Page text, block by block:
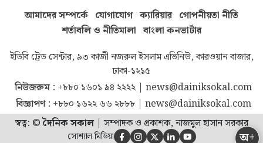
অ+
আমাদের সম্পর্কে যোগাযোগ ক্যারিয়ার গোপনীয়তা নীতি
শর্তাবলি ও নীতিমালা বাংলা কনভার্টার
ইডিবি ট্রেড সেন্টার, ৯৩ কাজী নজরুল ইসলাম এভিনিউ, কারওয়ান বাজার,
ঢাকা-১২১৫
নিউজরুম : +৮৮০ ১৬০১ ৯৪ ২২২২| news@dainiksokal.com
বিজ্ঞাপণ : +৮৮০ ১৬২২ ৬৬ ২৮৮৮| news@dainiksokal.com
স্বত্ব: ©দৈনিক সকাল| সম্পাদক ও প্রকাশক, নাজমুল হাসান সরকার
সোশ্যাল মিডিয়া     